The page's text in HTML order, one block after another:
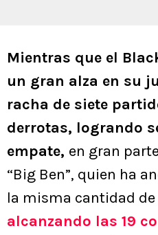
Mientras que el
un gran alza en su
racha de siete
derrotas, logrando
empate, en gran
“Big Ben”, quien ha
la misma cantidad
alcanzando las 19